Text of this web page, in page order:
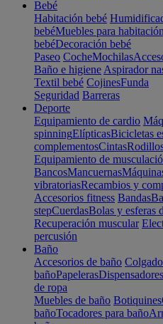
Bebé
Habitación bebé
bebéMuebles para
bebéDecoración bebé
Paseo CocheMochilas
Baño e higiene Aspirador
Textil bebé CojinesFunda
Seguridad Barreras
Deporte
Equipamiento de cardio
spinningElípticasBicicletas
complementosCintas
Equipamiento de
BancosMancuernas
vibratoriasRecambios y
Accesorios fitness Bandas
stepCuerdasBolas y esferas
Recuperación muscular
percusión
Baño
Accesorios de baño
bañoPapelerasDispensadores
de ropa
Muebles de baño Botiquines
bañoTocadores para baño